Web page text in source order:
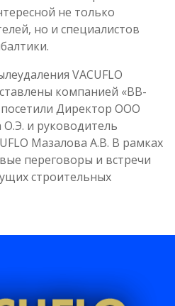
не только
но и специалистов
VACUFLO
компанией «ВВ-
Директор ООО
и руководитель
Мазалова А.В. В рамках
переговоры и встречи
строительных